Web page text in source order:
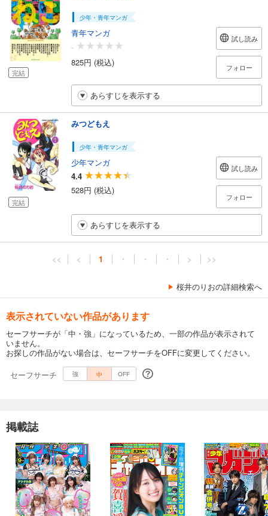
完結
少年・青年マンガ
青年マンガ
-
825円 (税込)
試し読み
フォロー
あらすじを表示する
完結
みつどもえ
少年・青年マンガ
少年マンガ
4.4
528円 (税込)
試し読み
フォロー
あらすじを表示する
<< < 1 ・ ・ ・ > >>
桜井のりおの詳細検索へ
表示されていない作品があります
セーフサーチが「中・強」になっているため、一部の作品が表示されて
いません。
お探しの作品がない場合は、セーフサーチをOFFに変更してください。
セーフサーチ
強 中 OFF
掲載誌